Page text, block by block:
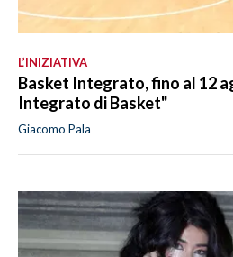
L’INIZIATIVA
Basket Integrato, fino al 12
Integrato di Basket"
Giacomo Pala